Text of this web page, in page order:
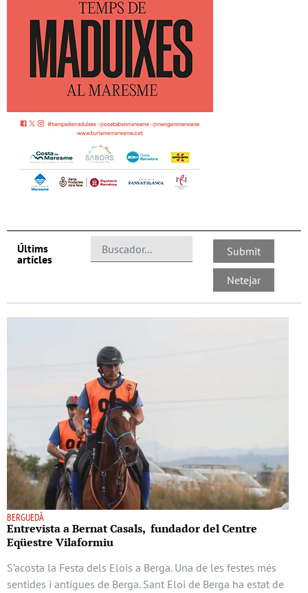
Últims
artícles
BERGUEDÀ
Entrevista a Bernat Casals, fundador del Centre
Eqüestre Vilaformiu
S’acosta la Festa dels Elois a Berga. Una de les festes més
sentides i antigues de Berga. Sant Eloi de Berga ha estat de